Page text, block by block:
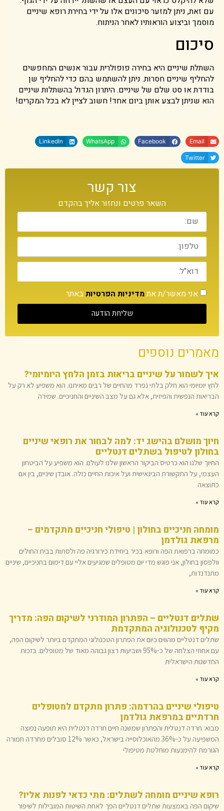
עם זאת, ניתן למזער סיכונים אלו על ידי בחירת רופא שיניים
מוסמך וביצוע הוראותיו לאחר הניתוח.
סיכום
השתלת שיניים היא בחירה פופולרית עבור אנשים המחפשים
להחליף שיניים חסרות. ניתן להשתמש בהם כדי להחליף שן
בודדת או סט שלם של שיניים. היתרון הגדול בהשתלות שיניים
הוא שניתן לבצע אותן ביום אחד! חשוב לציין לא בכל המקרים!
Email
Facebook
WhatsApp
LinkedIn
Twitter
צור קשר
השאר פרטים ונחזור אליך בהקדם
אני מאשר/ת אתמדיניות הפרטיותבאתר
שליחת הודעה
מאמרים נוספים
איך לשמור על שיניים בריאות בזמן הלחץ היומיומי?
לחץ יומיומי הוא חלק בלתי נפרד מהחיים של רבים מאיתנו. הוא משפיע לא רק על
הבריאות הנפשית והפיזית, אלא גם על מצב השיניים והחניכיים. שמירה
קרא עוד »
חיוך מושלם בהישג יד: למה לבחור את רופאי שיניים
בחולון לטיפול בשתלים דנטליים
החיוך שלנו הוא כרטיס הביקור הראשון שלנו לעולם. הוא משפיע על הביטחון
העצמי, על התקשורת הבינאישית ועל איכות החיים כולה. אובדן שיניים, בין אם
כתוצאה
קרא עוד »
מומחה חניכיים בחולון | טיפולי חניכיים מתקדמים –
מרפאת גולדמן
כמומחה ברפואת הפה ורופא בכיר ביחידת כירורגיה פה ולסתות בבית החולים
וולפסון בחולון, אני פוגש מדי יום מטופלים שמגיעים אליי עם דימום בחניכיים, שיניים
מתנדנדות,
קרא עוד »
שתלים דנטליים – הפתרון המודרני לשיקום הפה: מדריך
מקיף לטכנולוגיה המתקדמת
שתלים דנטליים מהווים כיום את הפתרון הטכנולוגי המתקדם ביותר לשיקום הפה,
עם אחוזי הצלחה של כ-95% ושביעות רצון גבוהה מאוד של מטופלים. בזכות
החדשנות הישראלית
קרא עוד »
טיפולי שיניים בהרדמה: פתרון מתקדם למטופלים
חרדתיים במרפאת גולדמן
מבוא: חרדה דנטלית והפתרון שמשנה חיים חרדה דנטלית היא תופעה נפוצה
המשפיעה על כ-36% מהאוכלוסייה בישראל, כאשר 12% סובלים מחרדה חמורה
הגורמת להימנעות מוחלטת מטיפולי
קרא עוד »
רופא שיניים מומחה לשתלים: מתי כדאי לפנות אליו?
שיקום הפה באמצעות שתלים דנטליים הפך לאחת השיטות המובילות לשיפור